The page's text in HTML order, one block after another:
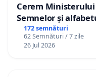
Cerem
Semnelor și
Republica Moldova!
172 semnături
62 Semnături / 7 zile
26 Jul 2026